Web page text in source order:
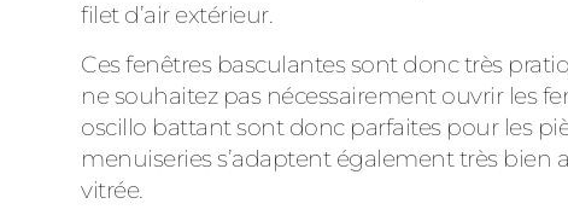
filet d’air extérieur.
Cesfenêtres basculantessont donc très
ne souhaitez pas nécessairement ouvrir les
oscillo battant sont donc parfaites pour les
menuiseries s’adaptent également très
vitrée.